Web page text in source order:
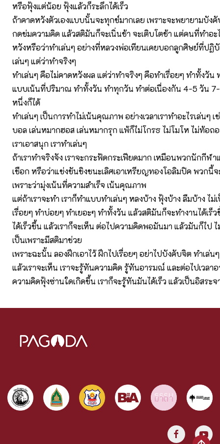
หรือฟุ้งแต่น้อย ฟุ้งแล้วก็ระลึกได้เร็ว
ถ้าคาดหวังตัวเองแบบนั้นจะทุกข์มากเลย เพราะจะพยายามบัง
กดข่มความคิด แล้วสติมันก็จะเนิ่นช้า จะเติบโตช้า แต่คนที่ทำอะ
หวังหรือว่าทำเล่นๆ อย่างที่หลวงพ่อเทียนเคยบอกลูกศิษย์ที่ปฏิ
เล่นๆ แต่ว่าทำจริงๆ
ทำเล่นๆ คือไม่คาดหวังผล แต่ว่าทำจริงๆ คือทำเรื่อยๆ ทำทั้งวัน
แบบเน้นที่ปริมาณ ทำทั้งวัน ทำทุกวัน ทำต่อเนื่องกัน 4-5 วัน
หนึ่งก็ได้
ทำเล่นๆ เป็นการทำไม่เน้นคุณภาพ อย่างเวลาเราทำอะไรเล่นๆ เช่
บอล เล่นหมากฮอส เล่นหมากรุก แพ้ก็ไม่โกรธ ไม่โมโห ไม่ท้อถ
เราเอาสนุก เราทำเล่นๆ
ถ้าเราทำจริงจัง เราจะกระฟัดกระเฟียดมาก เหมือนพวกนักกีฬ
เชือก หรือว่าแข่งขันชิงชนะเลิศเอาเหรียญทองโอลิมปิค พวกนี้จ
เพราะว่ามุ่งเน้นที่ความสำเร็จ เน้นคุณภาพ
แต่ถ้าเราจะทำ เราก็ทำแบบทำเล่นๆ หลงบ้าง ฟุ้งบ้าง ลืมบ้าง ไม่
เรื่อยๆ ทำบ่อยๆ ทำเยอะๆ ทำทั้งวัน แล้วสติมันก็จะทำงานได้เร็
ได้เร็วขึ้น แล้วเราก็จะเห็น ต่อไปความคิดพอมันมา แล้วมันก็ไป
เป็นเพราะมีสติมาช่วย
เพราะฉะนั้น ลองฝึกเอาไว้ ฝึกไปเรื่อยๆ อย่าไปบังคับจิต ทำเล่น
แล้วเราจะเห็น เราจะรู้ทันความคิด รู้ทันอารมณ์ และต่อไปเวลา
ความคิดฟุ้งซ่านใดเกิดขึ้น เราก็จะรู้ทันมันได้เร็ว แล้วเป็นอิสระ